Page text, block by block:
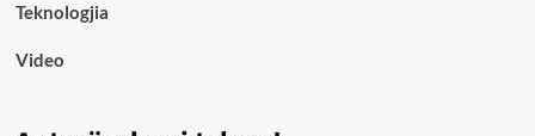
Teknologjia
Video